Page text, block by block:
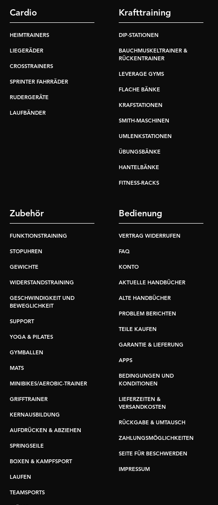
Cardio
HEIMTRAINERS
LIEGERÄDER
CROSSTRAINERS
SPRINTER FAHRRÄDER
RUDERGERÄTE
LAUFBÄNDER
Krafttraining
DIP-STATIONEN
BAUCHMUSKELTRAINER &
RÜCKENTRAINER
LEVERAGE GYMS
FLACHE BÄNKE
KRAFSTATIONEN
SMITH-MASCHINEN
UMLENKSTATIONEN
ÜBUNGSBÄNKE
HANTELBÄNKE
FITNESS-RACKS
Zubehör
FUNKTIONSTRAINING
STOPUHREN
GEWICHTE
WIDERSTANDSTRAINING
GESCHWINDIGKEIT UND
BEWEGLICHKEIT
SUPPORT
YOGA & PILATES
GYMBALLEN
MATS
MINIBIKES/AEROBIC-TRAINER
GRIFFTRAINER
KERNAUSBILDUNG
AUFDRÜCKEN & ABZIEHEN
SPRINGSEILE
BOXEN & KAMPFSPORT
LAUFEN
TEAMSPORTS
Bedienung
VERTRAG WIDERRUFEN
FAQ
KONTO
AKTUELLE HANDBÜCHER
ALTE HANDBÜCHER
PROBLEM BERICHTEN
TEILE KAUFEN
GARANTIE & LIEFERUNG
APPS
BEDINGUNGEN UND
KONDITIONEN
LIEFERZEITEN &
VERSANDKOSTEN
RÜCKGABE & UMTAUSCH
ZAHLUNGSMÖGLICHKEITEN
SEITE FÜR BESCHWERDEN
IMPRESSUM